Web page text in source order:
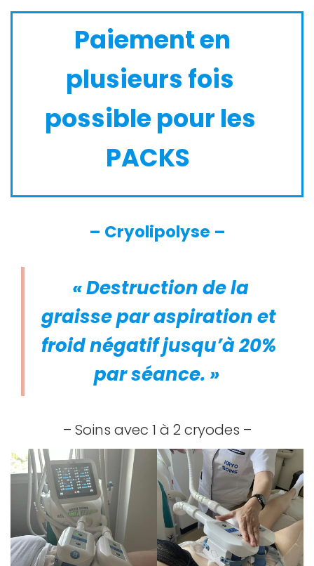
Paiement en
plusieurs fois
possible pour les
PACKS
– Cryolipolyse –
« Destruction de la
graisse par aspiration et
froid négatif jusqu’à 20%
par séance. »
– Soins avec 1 à 2 cryodes –